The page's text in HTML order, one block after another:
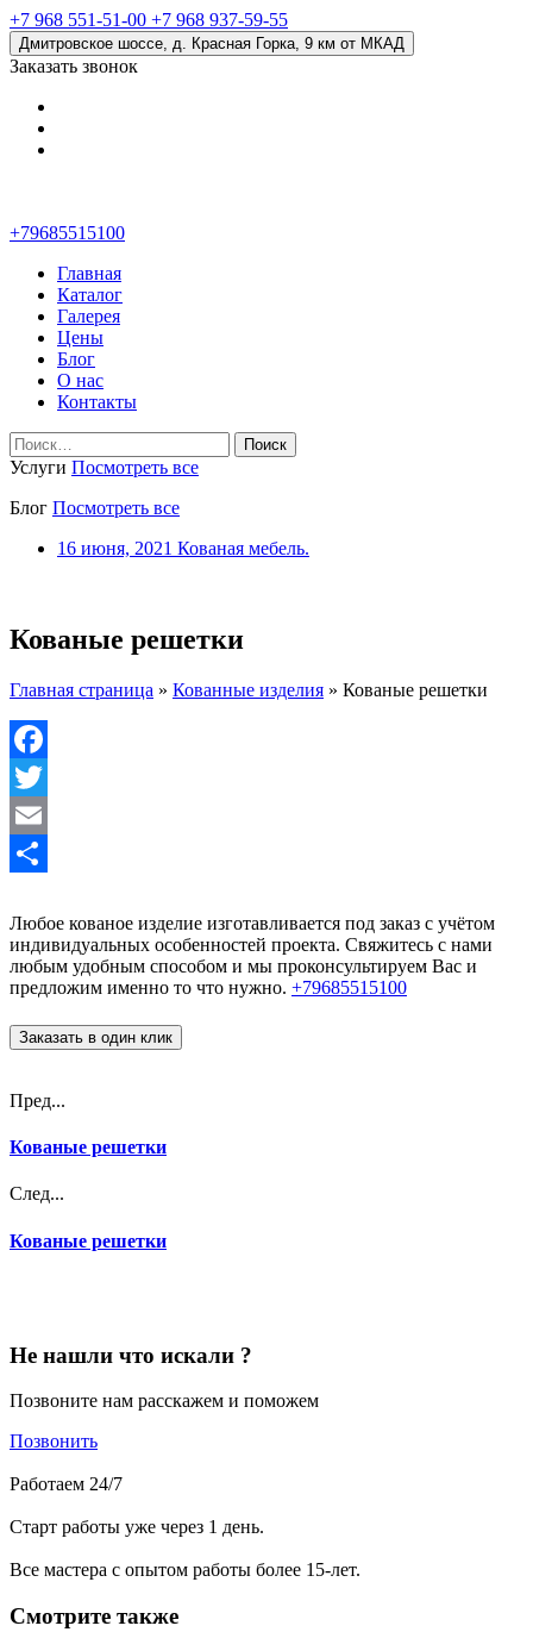
+7 968 551-51-00 +7 968 937-59-55
Дмитровское шоссе, д. Красная Горка, 9 км от МКАД
Заказать звонок
+79685515100
Главная
Каталог
Галерея
Цены
Блог
О нас
Контакты
Найти:
Услуги Посмотреть все
Блог Посмотреть все
16 июня, 2021 Кованая мебель.
Кованые решетки
Главная страница » Кованные изделия » Кованые решетки
Facebook
Twitter
Email
Любое кованое изделие изготавливается под заказ с учётом
индивидуальных особенностей проекта. Свяжитесь с нами
любым удобным способом и мы проконсультируем Вас и
предложим именно то что нужно. +79685515100
Заказать в один клик
Пред...
Кованые решетки
След...
Кованые решетки
Не нашли что искали ?
Позвоните нам расскажем и поможем
Позвонить
Работаем 24/7
Старт работы уже через 1 день.
Все мастера с опытом работы более 15-лет.
Смотрите также